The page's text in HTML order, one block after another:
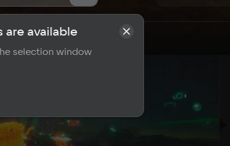
Reviews
are available
selection window